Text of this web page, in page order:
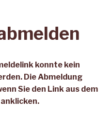
konnte kein
Die Abmeldung
Sie den Link aus dem